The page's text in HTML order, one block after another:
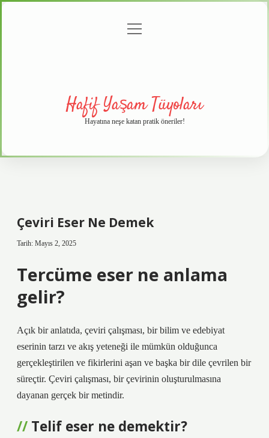
menüyü
Hafif Yaşam Tüyoları
Hayatına neşe katan pratik öneriler!
Çeviri Eser Ne Demek
Tarih: Mayıs 2, 2025
Tercüme eser ne anlama
gelir?
Açık bir anlatıda, çeviri çalışması, bir bilim ve edebiyat
eserinin tarzı ve akış yeteneği ile mümkün olduğunca
gerçekleştirilen ve fikirlerini aşan ve başka bir dile çevrilen bir
süreçtir. Çeviri çalışması, bir çevirinin oluşturulmasına
dayanan gerçek bir metindir.
Telif eser ne demektir?